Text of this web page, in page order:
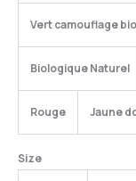
Vert camouflage
Biologique Naturel
Rouge Jaune
Size